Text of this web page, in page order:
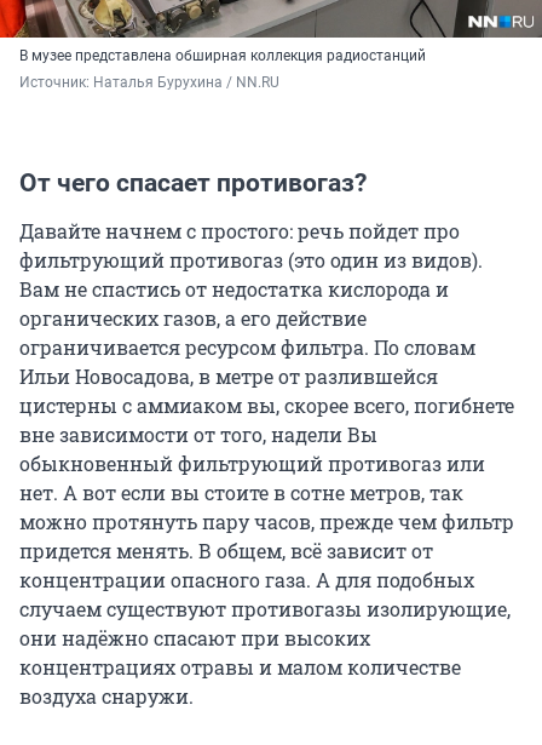
В музее представлена обширная коллекция радиостанций
Источник: Наталья Бурухина / NN.RU
От чего спасает противогаз?
Давайте начнем с простого: речь пойдет про
фильтрующий противогаз (это один из видов).
Вам не спастись от недостатка кислорода и
органических газов, а его действие
ограничивается ресурсом фильтра. По словам
Ильи Новосадова, в метре от разлившейся
цистерны с аммиаком вы, скорее всего, погибнете
вне зависимости от того, надели Вы
обыкновенный фильтрующий противогаз или
нет. А вот если вы стоите в сотне метров, так
можно протянуть пару часов, прежде чем фильтр
придется менять. В общем, всё зависит от
концентрации опасного газа. А для подобных
случаем существуют противогазы изолирующие,
они надёжно спасают при высоких
концентрациях отравы и малом количестве
воздуха снаружи.